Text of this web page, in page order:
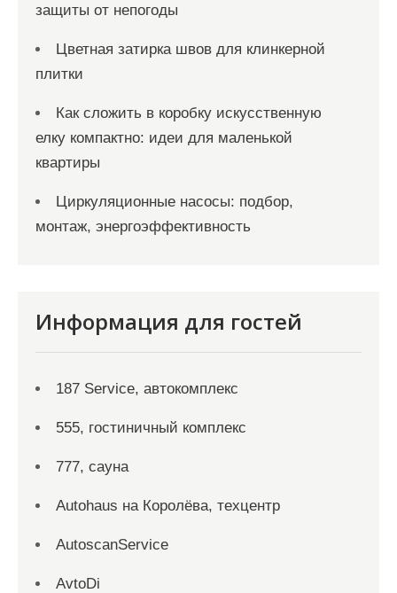
защиты от непогоды
Цветная затирка швов для клинкерной
плитки
Как сложить в коробку искусственную
елку компактно: идеи для маленькой
квартиры
Циркуляционные насосы: подбор,
монтаж, энергоэффективность
Информация для гостей
187 Service, автокомплекс
555, гостиничный комплекс
777, сауна
Autohaus на Королёва, техцентр
AutoscanService
AvtoDi